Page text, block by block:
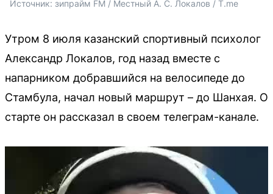
Источник: зипрайм FM / Местный А. С. Локалов / T.me
Утром 8 июля казанский спортивный психолог
Александр Локалов, год назад вместе с
напарником добравшийся на велосипеде до
Стамбула, начал новый маршрут – до Шанхая. О
старте он рассказал в своем телеграм-канале.